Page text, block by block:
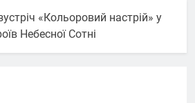
«Кольоровий настрій» у
Небесної Сотні